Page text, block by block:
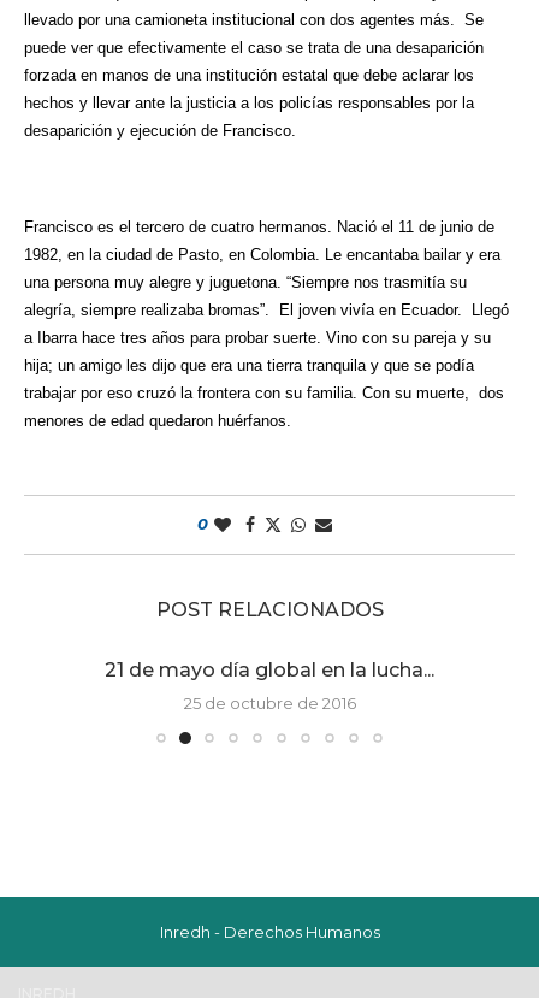
llevado por una camioneta institucional con dos agentes más. Se
puede ver que efectivamente el caso se trata de una desaparición
forzada en manos de una institución estatal que debe aclarar los
hechos y llevar ante la justicia a los policías responsables por la
desaparición y ejecución de Francisco.
Francisco es el tercero de cuatro hermanos. Nació el 11 de junio de
1982, en la ciudad de Pasto, en Colombia. Le encantaba bailar y era
una persona muy alegre y juguetona. “Siempre nos trasmitía su
alegría, siempre realizaba bromas”. El joven vivía en Ecuador. Llegó
a Ibarra hace tres años para probar suerte. Vino con su pareja y su
hija; un amigo les dijo que era una tierra tranquila y que se podía
trabajar por eso cruzó la frontera con su familia. Con su muerte, dos
menores de edad quedaron huérfanos.
0
POST RELACIONADOS
21 de mayo día global en la lucha...
25 de octubre de 2016
Inredh - Derechos Humanos